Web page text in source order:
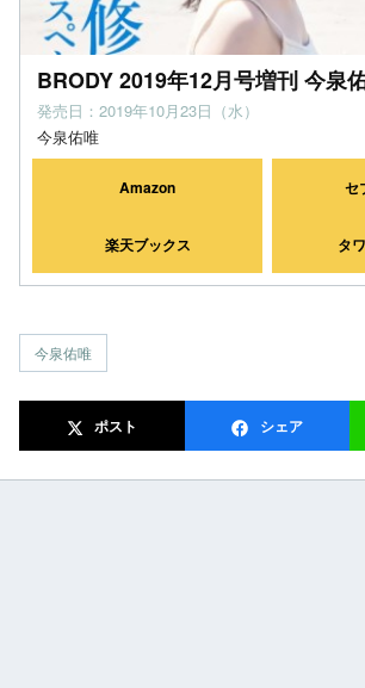
BRODY 2019年12月号増刊 今泉
発売日：2019年10月23日（水）
今泉佑唯
Amazon セ
楽天ブックス タ
今泉佑唯
ポスト シェア